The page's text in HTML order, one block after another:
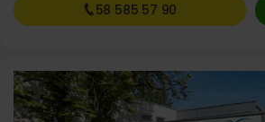
58 585 57 90